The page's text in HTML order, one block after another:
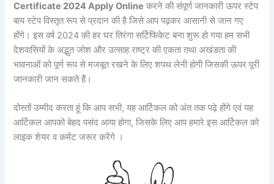
Certificate 2024 Apply Online करने की संपूर्ण जानकारी ऊपर स्टेप
बाय स्टेप विस्तृत रूप से प्रदान की है जिसे आप पढ़कर आसानी से जान गए
होंगे। इस वर्ष 2024 की हर घर तिरंगा सर्टिफिकेट बना शुरू हो गया हम सभी
देशवासियों के अद्भुत जोश और उत्साह राष्ट्र की एकता तथा अखंडता की
भावनाओं को पूर्ण रूप से मजबूत रखने के लिए शपथ लेनी होगी जिसकी ऊपर पूरी
जानकारी जान सकते हैं।
दोस्तों उम्मीद करता हूं कि आप सभी, यह आर्टिकल को अंत तक पढ़े होंगे एवं यह
आर्टिकल आपको बेहद पसंद आया होगा, जिसके लिए आप हमारे इस आर्टिकल को
लाइक शेयर व कमेंट जरूर करेंगे ।